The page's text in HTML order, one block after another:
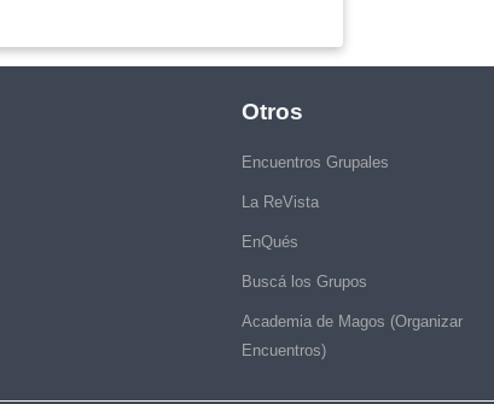
Otros
Encuentros Grupales
La ReVista
EnQués
Buscá los Grupos
Academia de Magos (Organizar
Encuentros)